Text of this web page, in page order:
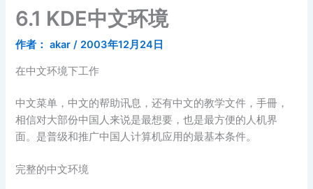
6.1 KDE中文环境
作者： akar/ 2003年12月24日
在中文环境下工作
中文菜单，中文的帮助讯息，还有中文的教学文件，手冊，
相信对大部份中国人来说是最想要，也是最方便的人机界
面。是普级和推广中国人计算机应用的最基本条件。
完整的中文环境